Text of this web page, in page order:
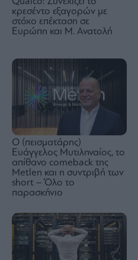
κρεσέντο εξαγορών με
στόχο επέκταση σε
Ευρώπη και Μ. Ανατολή
Ο (πεισματάρης)
Ευάγγελος Μυτιληναίος, το
απίθανο comeback της
Μetlen και η συντριβή των
short – Όλο το
παρασκήνιο